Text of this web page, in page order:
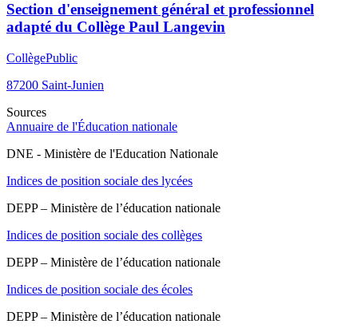
Section d'enseignement général et professionnel
adapté du Collège Paul Langevin
CollègePublic
87200 Saint-Junien
Sources
Annuaire de l'Éducation nationale
DNE - Ministère de l'Education Nationale
Indices de position sociale des lycées
DEPP – Ministère de l’éducation nationale
Indices de position sociale des collèges
DEPP – Ministère de l’éducation nationale
Indices de position sociale des écoles
DEPP – Ministère de l’éducation nationale